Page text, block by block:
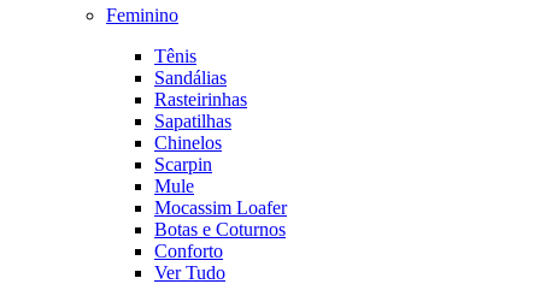
Feminino
Tênis
Sandálias
Rasteirinhas
Sapatilhas
Chinelos
Scarpin
Mule
Mocassim Loafer
Botas e Coturnos
Conforto
Ver Tudo